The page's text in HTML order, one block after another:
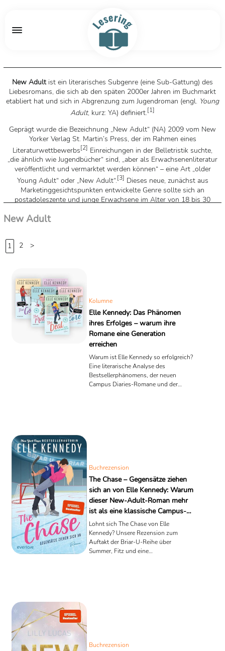
New Adultist ein literarisches Subgenre (eine Sub-Gattung) des
Liebesromans, die sich ab den späten 2000er Jahren im Buchmarkt
etabliert hat und sich in Abgrenzung zum Jugendroman (engl. Young
Adult, kurz: YA) definiert.[1]
Geprägt wurde die Bezeichnung „New Adult“ (NA) 2009 vom New
Yorker Verlag St. Martin’s Press, der im Rahmen eines
Literaturwettbewerbs[2] Einreichungen in der Belletristik suchte,
„die ähnlich wie Jugendbücher“ sind, „aber als Erwachsenenliteratur
veröffentlicht und vermarktet werden können“ – eine Art „older
Young Adult“ oder „New Adult“.[3] Dieses neue, zunächst aus
Marketinggesichtspunkten entwickelte Genre sollte sich an
postadoleszente und junge Erwachsene im Alter von 18 bis 30
zwischen Jugendbuch und Erwachsenen-Literatur.
New Adult
1 2 >
Kolumne
Elle Kennedy: Das Phänomen
ihres Erfolges – warum ihre
Romane eine Generation
erreichen
Warum ist Elle Kennedy so erfolgreich?
Eine literarische Analyse des
Bestsellerphänomens, der neuen
Campus Diaries-Romane und der
Buchrezension
The Chase – Gegensätze ziehen
sich an von Elle Kennedy: Warum
dieser New-Adult-Roman mehr
ist als eine klassische Campus-
Romanze
Lohnt sich The Chase von Elle
Kennedy? Unsere Rezension zum
Auftakt der Briar-U-Reihe über
Summer, Fitz und eine
Buchrezension